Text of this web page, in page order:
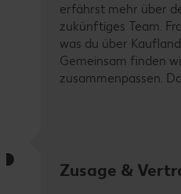
erfährst mehr über
zukünftiges Team.
was du über
Gemeinsam finden
zusammenpassen.
Zusage &